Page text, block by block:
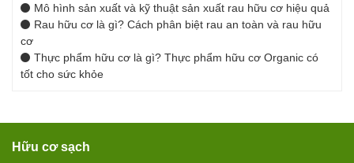
Mô hình sản xuất và kỹ thuật sản xuất rau hữu cơ hiệu quả
Rau hữu cơ là gì? Cách phân biệt rau an toàn và rau hữu
cơ
Thực phẩm hữu cơ là gì? Thực phẩm hữu cơ Organic có
tốt cho sức khỏe
Hữu cơ sạch